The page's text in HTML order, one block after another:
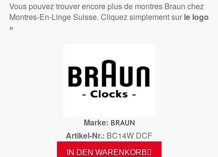
Vous pouvez trouver encore plus de montres Braun chez
Montres-En-Linge Suisse. Cliquez simplement sur le logo
»
Marke BRAUN
Artikel-Nr. BC14W DCF
IN DEN WARENKORB